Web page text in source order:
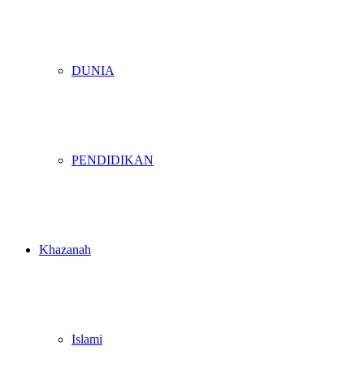
DUNIA
PENDIDIKAN
Khazanah
Islami